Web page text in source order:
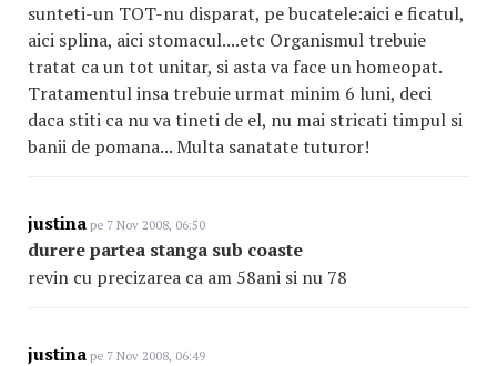
sunteti-un TOT-nu disparat, pe bucatele:aici e ficatul,
aici splina, aici stomacul....etc Organismul trebuie
tratat ca un tot unitar, si asta va face un homeopat.
Tratamentul insa trebuie urmat minim 6 luni, deci
daca stiti ca nu va tineti de el, nu mai stricati timpul si
banii de pomana... Multa sanatate tuturor!
justina pe 7 Nov 2008, 06:50
durere partea stanga sub coaste
revin cu precizarea ca am 58ani si nu 78
justina pe 7 Nov 2008, 06:49